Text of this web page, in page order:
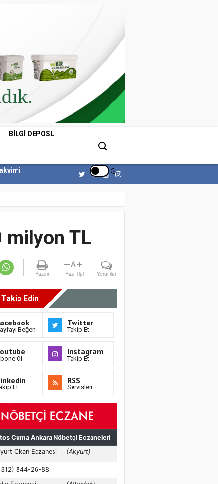
BILGI DEPOSU
milyon TL
Yazdır
A
Yazı Tipi Yorumlar
Edin
Beğen
Twitter
Takip Et
Ol
Instagram
Takip Et
Et
RSS
Servisleri